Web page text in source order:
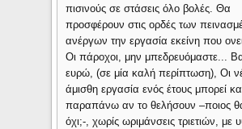
πισινούς σε στάσεις όλο βολές. Θα
προσφέρουν στις ορδές των
ανέργων την εργασία εκείνη που
Οι πάροχοι, μην μπεδρευόμαστε...
ευρώ, (σε μία καλή περίπτωση), Οι
άμισθη εργασία ενός έτους μπορεί
παραπάνω αν το θελήσουν –ποιος
όχι;-, χωρίς ωριμάνσεις τριετιών, με